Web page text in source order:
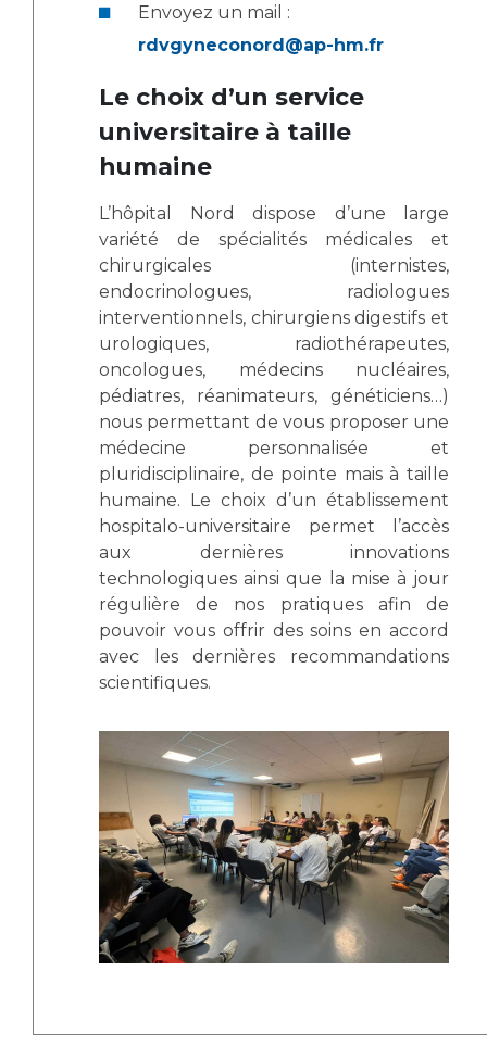
Envoyez un mail :
rdvgyneconord@ap-hm.fr
Le choix d’un service
universitaire à taille
humaine
L’hôpital Nord dispose d’une large
variété de spécialités médicales et
chirurgicales (internistes,
endocrinologues, radiologues
interventionnels, chirurgiens digestifs et
urologiques, radiothérapeutes,
oncologues, médecins nucléaires,
pédiatres, réanimateurs, généticiens…)
nous permettant de vous proposer une
médecine personnalisée et
pluridisciplinaire, de pointe mais à taille
humaine. Le choix d’un établissement
hospitalo-universitaire permet l’accès
aux dernières innovations
technologiques ainsi que la mise à jour
régulière de nos pratiques afin de
pouvoir vous offrir des soins en accord
avec les dernières recommandations
scientifiques.